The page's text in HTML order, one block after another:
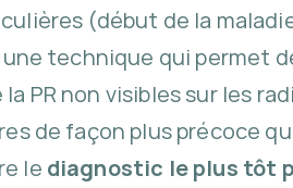
(début de la
technique qui permet
PR non visibles sur les
de façon plus précoce
le diagnostic le plus tôt